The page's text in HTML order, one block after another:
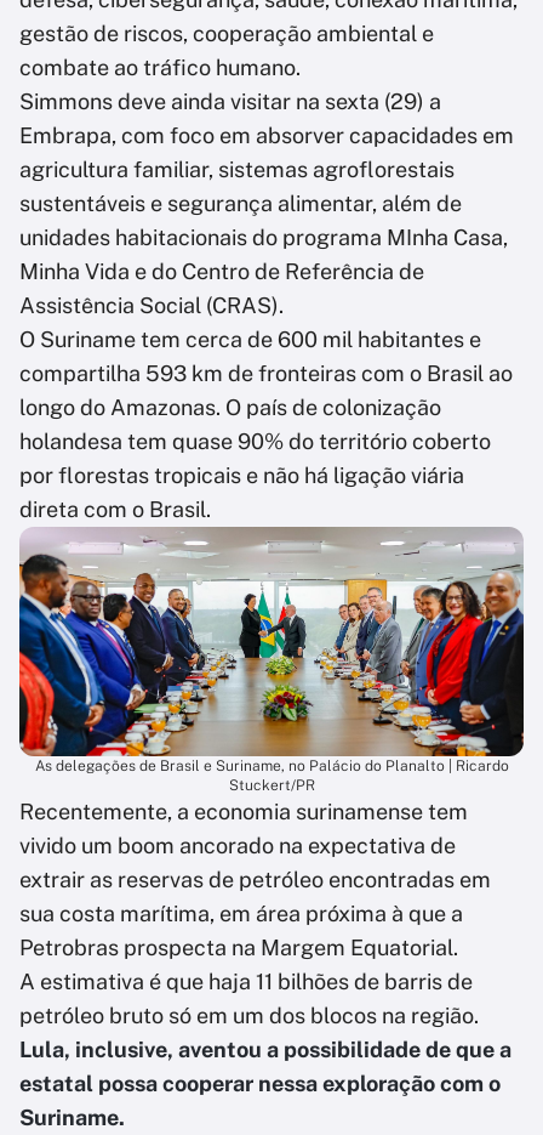
gestão de riscos, cooperação ambiental e
combate ao tráfico humano.
Simmons deve ainda visitar na sexta (29) a
Embrapa, com foco em absorver capacidades em
agricultura familiar, sistemas agroflorestais
sustentáveis e segurança alimentar, além de
unidades habitacionais do programa MInha Casa,
Minha Vida e do Centro de Referência de
Assistência Social (CRAS).
O Suriname tem cerca de 600 mil habitantes e
compartilha 593 km de fronteiras com o Brasil ao
longo do Amazonas. O país de colonização
holandesa tem quase 90% do território coberto
por florestas tropicais e não há ligação viária
direta com o Brasil.
As delegações de Brasil e Suriname, no Palácio do Planalto | Ricardo
Stuckert/PR
Recentemente, a economia surinamense tem
vivido um boom ancorado na expectativa de
extrair as reservas de petróleo encontradas em
sua costa marítima, em área próxima à que a
Petrobras prospecta na Margem Equatorial.
A estimativa é que haja 11 bilhões de barris de
petróleo bruto só em um dos blocos na região.
Lula, inclusive, aventou a possibilidade de que a
estatal possa cooperar nessa exploração com o
Suriname.